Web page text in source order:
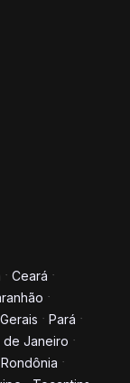
Ceará
Pará
de Janeiro
Rondônia